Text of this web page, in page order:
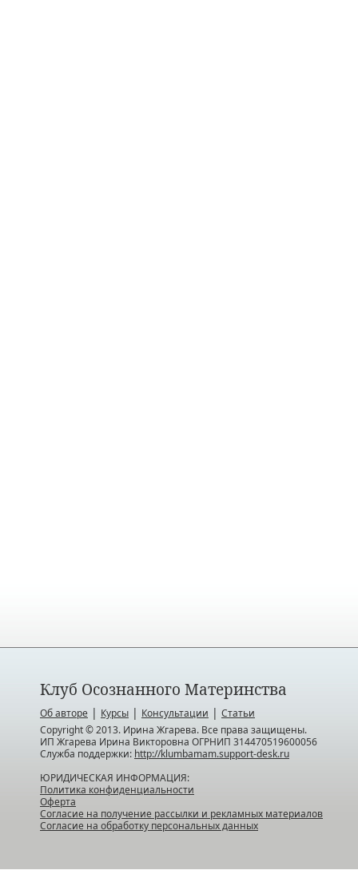
Клуб Осознанного Материнства
Об авторе | Курсы | Консультации | Статьи
Copyright © 2013. Ирина Жгарева. Все права защищены.
ИП Жгарева Ирина Викторовна ОГРНИП 314470519600056
Служба поддержки: http://klumbamam.support-desk.ru
ЮРИДИЧЕСКАЯ ИНФОРМАЦИЯ:
Политика конфиденциальности
Оферта
Согласие на получение рассылки и рекламных материалов
Согласие на обработку персональных данных